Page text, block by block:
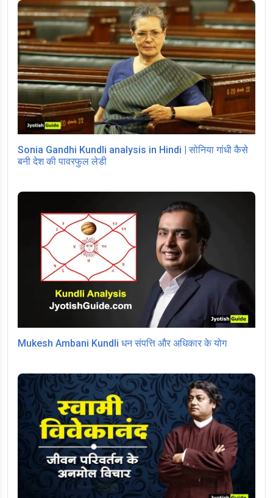
Sonia Gandhi Kundli analysis in Hindi | सोनिया गांधी कैसे
बनी देश की पावरफुल लेडी
Mukesh Ambani Kundli धन संपत्ति और अधिकार के योग